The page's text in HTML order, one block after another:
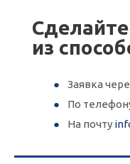
из
Заявка
По
На почту